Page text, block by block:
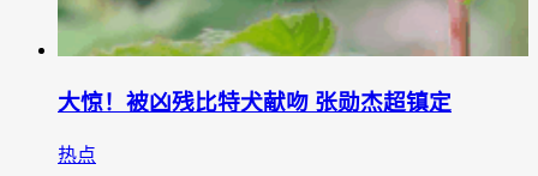
大惊！被凶残比特犬献吻 张勋杰超镇定
热点